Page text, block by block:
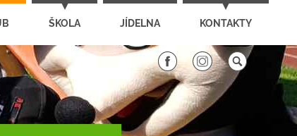
ŠKOLA JÍDELNA KONTAKTY